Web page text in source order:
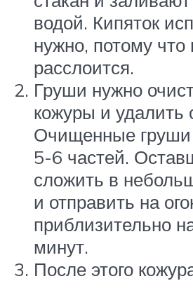
водой. Кипяток
нужно, потому что
расслоится.
Груши нужно
кожуры и удалить
Очищенные груши
5-6 частей.
сложить в
и отправить на
приблизительно
минут.
После этого